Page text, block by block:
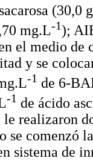
(30,0
mg.L-1);
el medio
y se
-1 de 6-
-1 de ácido
le realizaron
se comenzó
sistema de